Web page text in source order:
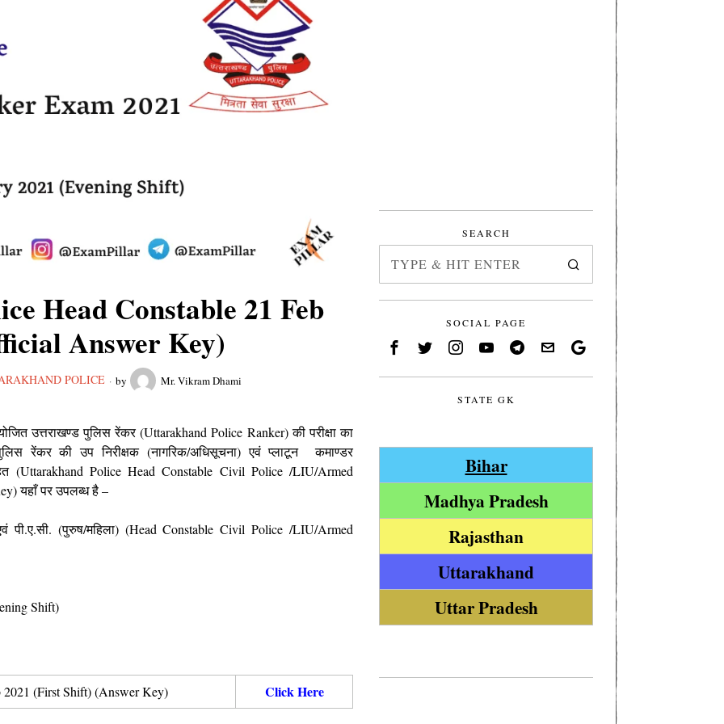
Head Constable 21 Feb
Answer Key)
POLICE by Mr. Vikram Dhami
उत्तराखण्ड पुलिस रेंकर (Uttarakhand Police Ranker) की परीक्षा का
रेंकर की उप निरीक्षक (नागरिक/अधिसूचना) एवं प्लाटून कमाण्डर
(Uttarakhand Police Head Constable Civil Police /LIU/Armed
यहाँ पर उपलब्ध है –
पी.ए.सी. (पुरुष/महिला) (Head Constable Civil Police /LIU/Armed
Shift)
2021 (First Shift) (Answer Key) Click Here
SEARCH
SOCIAL PAGE
STATE GK
Bihar
Madhya Pradesh
Rajasthan
Uttarakhand
Uttar Pradesh